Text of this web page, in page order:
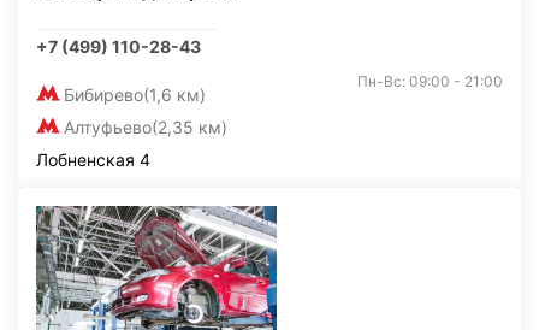
+7 (499) 110-28-43
Бибирево(1,6 км)
Алтуфьево(2,35 км)
Пн-Вс: 09:00 - 21:00
Лобненская 4